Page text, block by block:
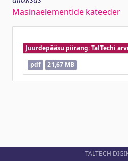
Masinaelementide kateeder
Juurdepääsu piirang: TalTechi
pdf
21,67 MB
TALTECH